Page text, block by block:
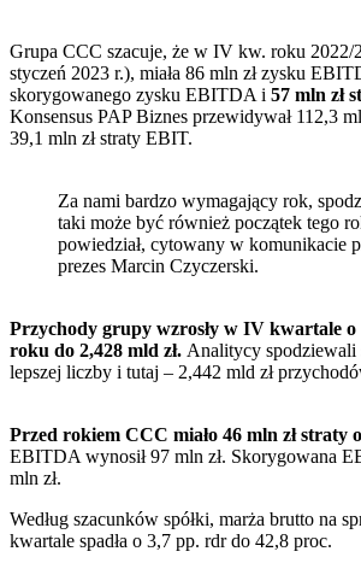
Grupa CCC szacuje, że w IV kw. roku 2022/
styczeń 2023 r.), miała 86 mln zł zysku
skorygowanego zysku EBITDA i 57 mln zł
Konsensus PAP Biznes przewidywał 112,3
39,1 mln zł straty EBIT.
Za nami bardzo wymagający rok,
taki może być również początek tego
powiedział, cytowany w komunikacie
prezes Marcin Czyczerski.
Przychody grupy wzrosły w IV kwartale
roku do 2,428 mld zł. Analitycy spodziewali
lepszej liczby i tutaj – 2,442 mld zł
Przed rokiem CCC miało 46 mln zł straty
EBITDA wynosił 97 mln zł. Skorygowana
mln zł.
Według szacunków spółki, marża brutto na
kwartale spadła o 3,7 pp. rdr do 42,8 proc.